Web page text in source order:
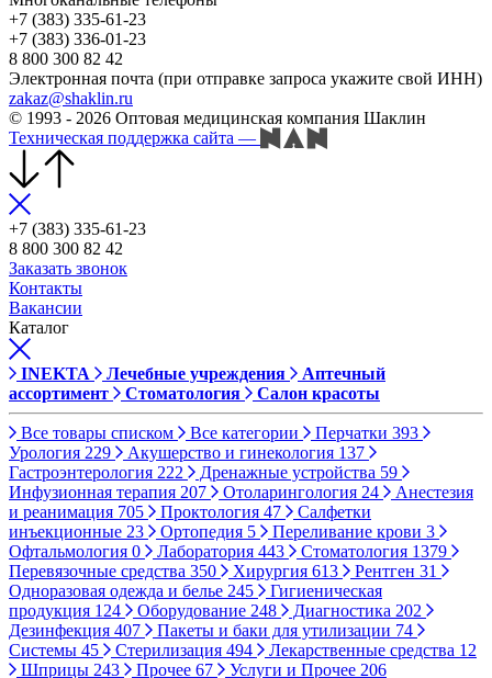
+7 (383) 335-61-23
+7 (383) 336-01-23
8 800 300 82 42
Электронная почта (при отправке запроса укажите свой ИНН)
zakaz@shaklin.ru
© 1993 - 2026 Оптовая медицинская компания Шаклин
Техническая поддержка сайта —
+7 (383) 335-61-23
8 800 300 82 42
Заказать звонок
Контакты
Вакансии
Каталог
INEKTA Лечебные учреждения
Аптечный
ассортимент
Стоматология Салон красоты
Все товары списком Все категории Перчатки 393
Урология 229 Акушерство и гинекология 137
Гастроэнтерология 222 Дренажные устройства 59
Инфузионная терапия 207 Отоларингология 24
Анестезия
и реанимация 705 Проктология 47
Салфетки
инъекционные 23 Ортопедия 5 Переливание крови 3
Офтальмология 0 Лаборатория 443 Стоматология 1379
Перевязочные средства 350 Хирургия 613 Рентген 31
Одноразовая одежда и белье 245
Гигиеническая
продукция 124 Оборудование 248 Диагностика 202
Дезинфекция 407 Пакеты и баки для утилизации 74
Системы 45 Стерилизация 494 Лекарственные средства 12
Шприцы 243 Прочее 67 Услуги и Прочее 206